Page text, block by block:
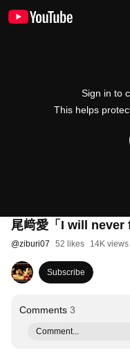
Sign in to
This helps
尾﨑愛「I will never
@ziburi07 52 likes 14K views
Subscribe
Comments 3
Comment...